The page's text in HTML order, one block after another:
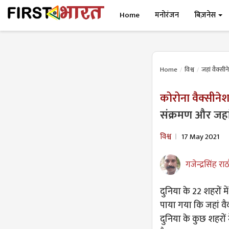
Home मनोरंजन बिज़नेस
Home विश्व जहां
कोरोना
संक्रमण और जहां
विश्व 17 May 2021
गजेन्द्रसिंह
दुनिया के 22 शहरों
पाया गया कि जहां
दुनिया के कुछ शहरों